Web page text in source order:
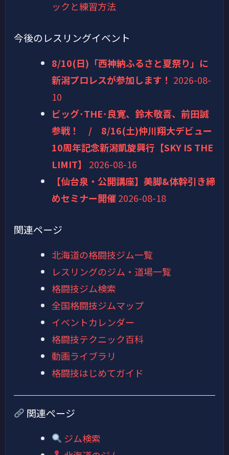
ックと練習方法
今後のレスリングイベント
8/10(日)「西神納ふるさと夏祭り」に
新潟プロレスが参加します！ 2026-08-
10
ビッグ･THE･良寛、鈴木敬喜、前田誠
参戦！ / 8/16(土)仲川翔大デビュー
10周年記念新潟凱旋興行【SKY IS THE
LIMIT】
2026-08-16
【仙台泉・公開講座】美脚&体幹引き締
めセミナー開催 2026-08-18
関連ページ
北海道の格闘技ジム一覧
レスリングのジム・道場一覧
格闘技ジム検索
全国格闘技ジムマップ
イベントカレンダー
格闘技テクニック百科
動画ライブラリ
格闘技はじめてガイド
関連ページ
ジム検索